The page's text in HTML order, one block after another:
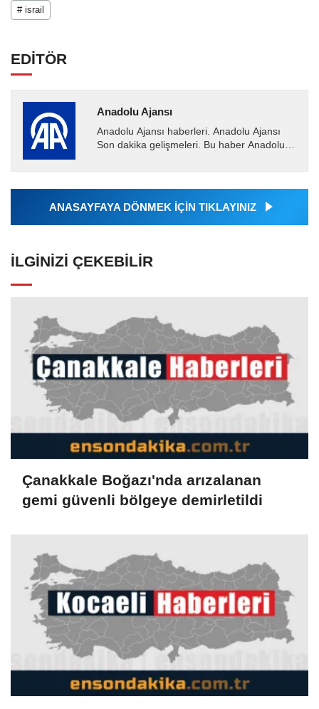
# israil
EDİTÖR
Anadolu Ajansı
Anadolu Ajansı haberleri. Anadolu Ajansı
Son dakika gelişmeleri. Bu haber Anadolu
Ajansı tarafından...
ANASAYFAYA DÖNMEK İÇİN TIKLAYINIZ
İLGINIZI ÇEKEBILIR
Çanakkale Boğazı'nda arızalanan
gemi güvenli bölgeye demirletildi